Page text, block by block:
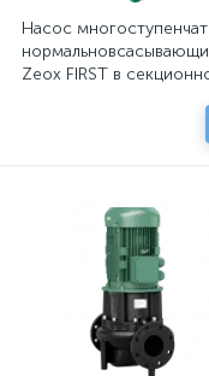
Насос
Zeox FIRST в